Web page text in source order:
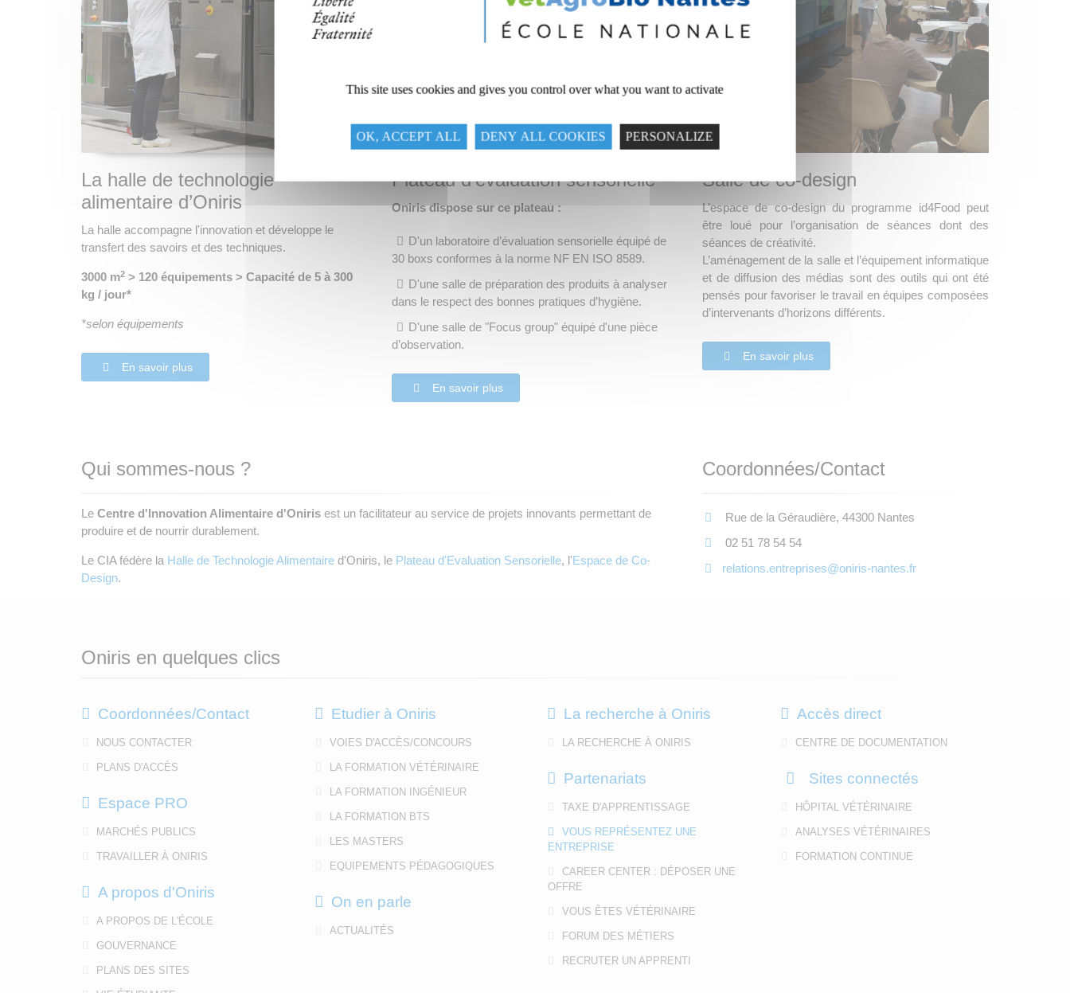
La halle de technologie
alimentaire d’Oniris
La halle accompagne l'innovation et développe le
transfert des savoirs et des techniques.
3000 m2 > 120 équipements > Capacité de 5 à 300
kg / jour*
*selon équipements
En savoir plus
Plateau d’évaluation sensorielle
Oniris dispose sur ce plateau :
D'un laboratoire d’évaluation sensorielle équipé de
30 boxs conformes à la norme NF EN ISO 8589.
D'une salle de préparation des produits à analyser
dans le respect des bonnes pratiques d’hygiène.
D'une salle de "Focus group" équipé d'une pièce
d’observation.
En savoir plus
Salle de co-design
L’espace de co-design du programme id4Food peut
être loué pour l’organisation de séances dont des
séances de créativité.
L’aménagement de la salle et l’équipement informatique
et de diffusion des médias sont des outils qui ont été
pensés pour favoriser le travail en équipes composées
d’intervenants d’horizons différents.
En savoir plus
Qui sommes-nous ?
Le Centre d'Innovation Alimentaire d'Oniris est un facilitateur au service de projets innovants permettant de
produire et de nourrir durablement.
Le CIA fédère la Halle de Technologie Alimentaire d'Oniris, le Plateau d'Evaluation Sensorielle, l'Espace de Co-
Design.
Coordonnées/Contact
Rue de la Géraudière, 44300 Nantes
02 51 78 54 54
relations.entreprises@oniris-nantes.fr
Oniris en quelques clics
Coordonnées/Contact
NOUS CONTACTER
PLANS D'ACCÈS
Espace PRO
MARCHÉS PUBLICS
TRAVAILLER À ONIRIS
A propos d'Oniris
A PROPOS DE L'ÉCOLE
GOUVERNANCE
PLANS DES SITES
Etudier à Oniris
VOIES D'ACCÈS/CONCOURS
LA FORMATION VÉTÉRINAIRE
LA FORMATION INGÉNIEUR
LA FORMATION BTS
LES MASTERS
EQUIPEMENTS PÉDAGOGIQUES
On en parle
ACTUALITÉS
La recherche à Oniris
LA RECHERCHE À ONIRIS
Partenariats
TAXE D'APPRENTISSAGE
VOUS REPRÉSENTEZ UNE
ENTREPRISE
CAREER CENTER : DÉPOSER UNE
OFFRE
VOUS ÊTES VÉTÉRINAIRE
FORUM DES MÉTIERS
RECRUTER UN APPRENTI
Accès direct
CENTRE DE DOCUMENTATION
Sites connectés
HÔPITAL VÉTÉRINAIRE
ANALYSES VÉTÉRINAIRES
FORMATION CONTINUE
This site uses cookies and gives you control over what you want to activate
OK, ACCEPT ALL DENY ALL COOKIES PERSONALIZE